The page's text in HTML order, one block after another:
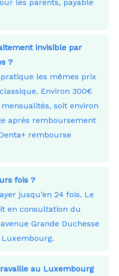
les parents, payable
invisible par
?
les mêmes prix
Environ 300€
soit environ
après remboursement
rembourse
fois ?
jusqu’en 24 fois. Le
en consultation du
Grande Duchesse
au Luxembourg